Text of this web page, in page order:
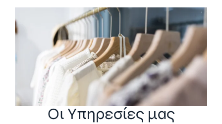
Οι Υπηρεσίες μας